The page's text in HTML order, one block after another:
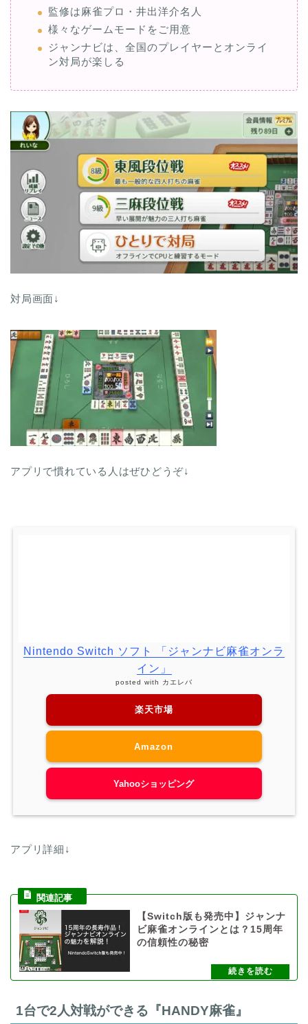
監修は麻雀プロ・井出洋介名人
様々なゲームモードをご用意
ジャンナビは、全国のプレイヤーとオンライ
ン対局が楽しる
対局画面↓
アプリで慣れている人はぜひどうぞ↓
Nintendo Switch ソフト 「ジャンナビ麻雀オンラ
イン」
posted with カエレバ
楽天市場
Amazon
Yahooショッピング
アプリ詳細↓
【Switch版も発売中】ジャンナ
ビ麻雀オンラインとは？15周年
の信頼性の秘密
1台で2人対戦ができる『HANDY麻雀』